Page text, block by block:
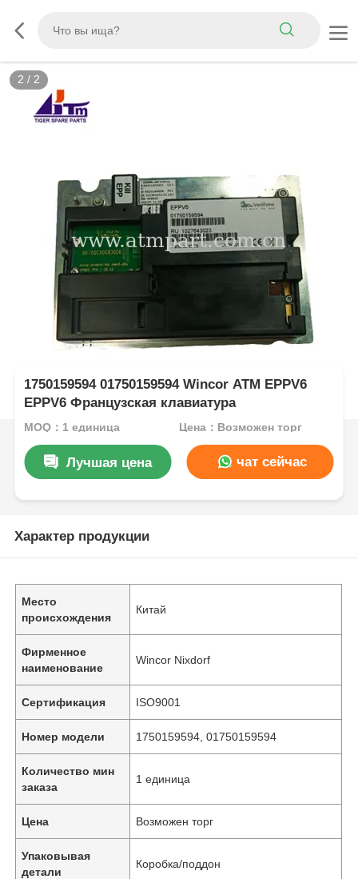
2 / 2
1750159594 01750159594 Wincor ATM EPPV6
EPPV6 Французская клавиатура
MOQ：1 единица Цена：Возможен торг
Лучшая цена чат сейчас
Характер продукции
Место
происхождения
Китай
Фирменное
наименование
Wincor Nixdorf
Сертификация ISO9001
Номер модели 1750159594, 01750159594
Количество мин
заказа
1 единица
Цена Возможен торг
Упаковывая
детали
Коробка/поддон